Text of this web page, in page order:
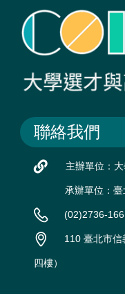
聯絡我們
主辦單位：
承辦單位：
(02)2736-
110 臺北市
四樓）